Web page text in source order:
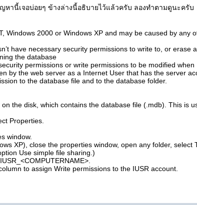
หานี้เจอบ่อยๆ ข้างล่างนี้อธิบายไว้แล้วครับ ลองทำตามดูนะครับ
Windows 2000 or Windows XP and may be caused by any
have necessary security permissions to write to, or erase
the database
permissions or write permissions to be modified when
by the web server as a Internet User that has the server
to the database file and to the database folder.
the disk, which contains the database file (.mdb). This is
Properties.
window.
XP), close the properties window, open any folder, select
Use simple file sharing.)
to assign Write permissions to the IUSR account.